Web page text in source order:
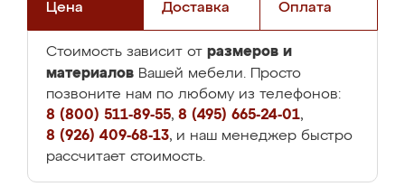
Цена Доставка Оплата
Стоимость зависит от размеров и
материалов Вашей мебели. Просто
позвоните нам по любому из телефонов:
8 (800) 511-89-55, 8 (495) 665-24-01,
8 (926) 409-68-13, и наш менеджер быстро
рассчитает стоимость.